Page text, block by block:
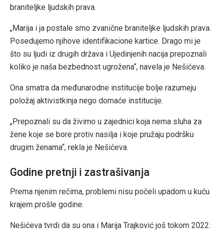
braniteljke ljudskih prava.
„Marija i ja postale smo zvanične braniteljke ljudskih prava.
Posedujemo njihove identifikacione kartice. Drago mi je
što su ljudi iz drugih država i Ujedinjenih nacija prepoznali
koliko je naša bezbednost ugrožena“, navela je Nešićeva.
Ona smatra da međunarodne institucije bolje razumeju
položaj aktivistkinja nego domaće institucije.
„Prepoznali su da živimo u zajednici koja nema sluha za
žene koje se bore protiv nasilja i koje pružaju podršku
drugim ženama“, rekla je Nešićeva.
Godine pretnji i zastrašivanja
Prema njenim rečima, problemi nisu počeli upadom u kuću
krajem prošle godine.
Nešićeva tvrdi da su ona i Marija Trajković još tokom 2022.